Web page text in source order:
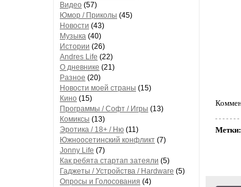
Видео (57)
Юмор / Приколы (45)
Новости (43)
Музыка (40)
Истории (26)
Andres Life (22)
О дневнике (21)
Разное (20)
Новости моей страны (15)
Кино (15)
Программы / Софт / Игры (13)
Комиксы (13)
Эротика / 18+ / Ню (11)
Южноосетинский конфликт (7)
Jonny Life (7)
Как ребята стартап затеяли (5)
Гаджеты / Устройства / Hardware (5)
Опросы и Голосования (4)
Метки: